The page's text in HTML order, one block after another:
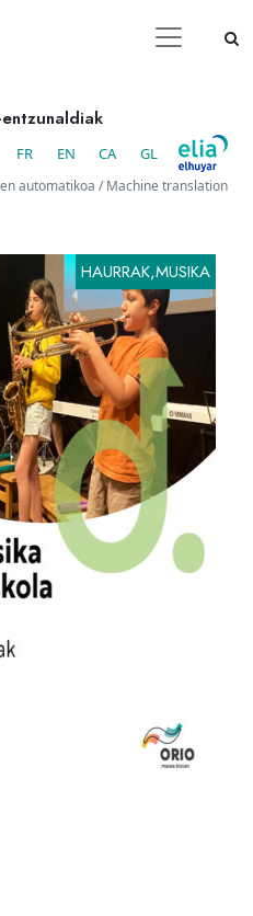
FR EN CA GL
automatikoa / Machine translation
HAURRAK,MUSIKA